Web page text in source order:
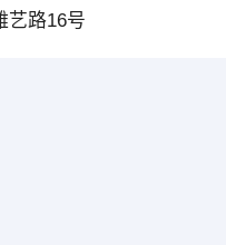
艺路16号